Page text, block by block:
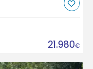
21.980€